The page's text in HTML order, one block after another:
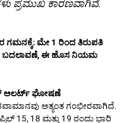
ಪ್ರಮುಖ ಕಾರಣವಾಗಿವೆ.
ಗಮನಕ್ಕೆ: ಮೇ 1 ರಿಂದ ತಿರುಪತಿ
ಬದಲಾವಣೆ, ಈ ಹೊಸ ನಿಯಮ
ಅಲರ್ಟ್ ಘೋಷಣೆ
ಅತ್ಯಂತ ಗಂಭೀರವಾಗಿದೆ.
15, 18 ಮತ್ತು 19 ರಂದು ಭಾರಿ